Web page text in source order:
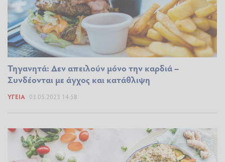
Τηγανητά: Δεν απειλούν μόνο την καρδιά –
Συνδέονται με άγχος και κατάθλιψη
ΥΓΕΊΑ 03.05.2023 14:58